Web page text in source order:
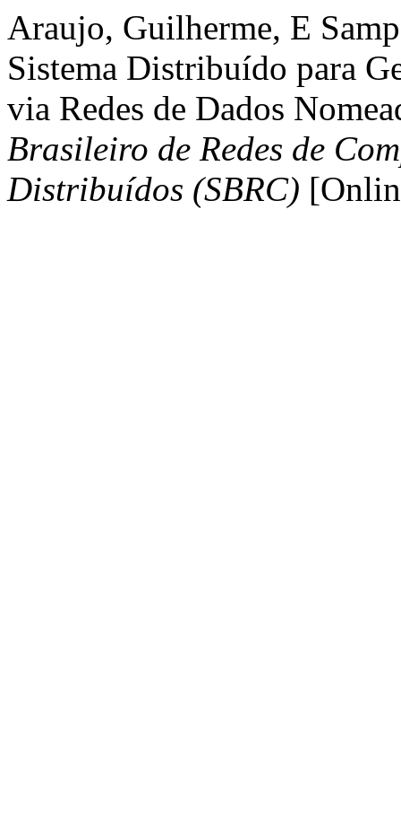
Araujo, Guilherme, E
Sistema Distribuído para
via Redes de Dados
Brasileiro de Redes de
Distribuídos (SBRC)